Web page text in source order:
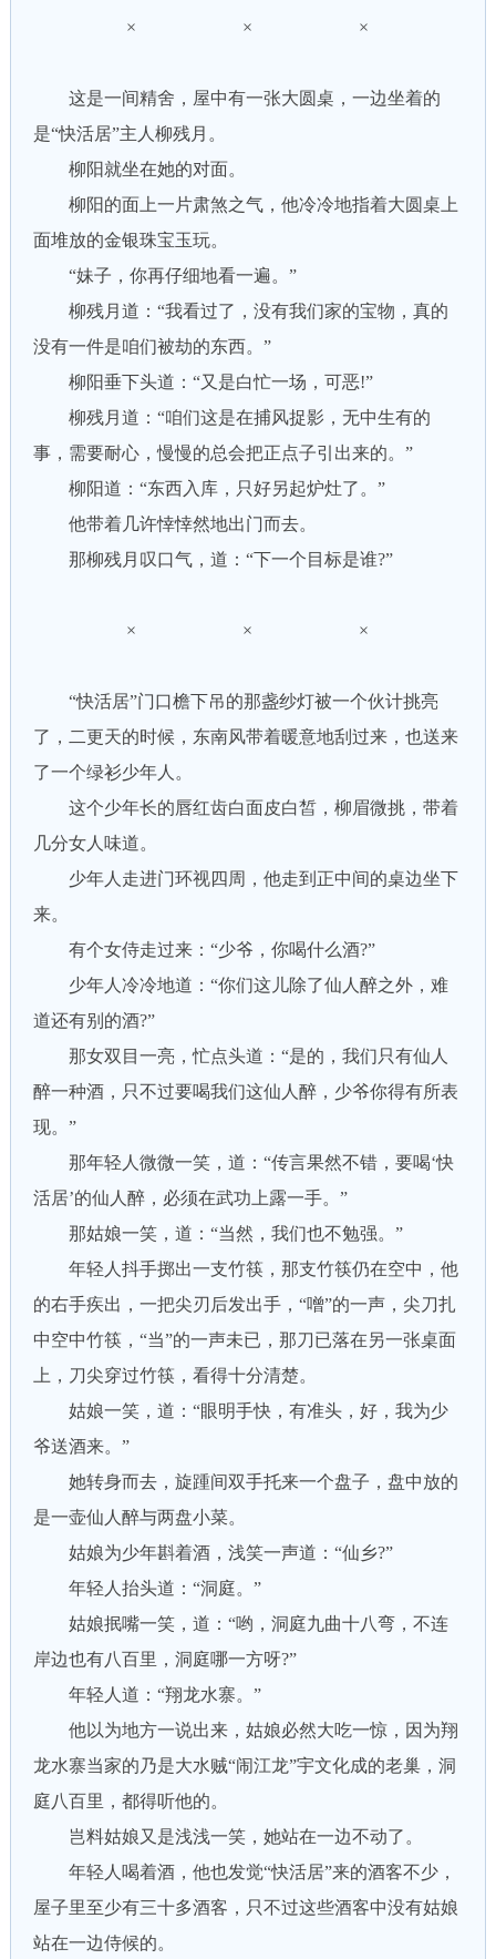
× × ×
这是一间精舍，屋中有一张大圆桌，一边坐着的
是“快活居”主人柳残月。
柳阳就坐在她的对面。
柳阳的面上一片肃煞之气，他冷冷地指着大圆桌上
面堆放的金银珠宝玉玩。
“妹子，你再仔细地看一遍。”
柳残月道：“我看过了，没有我们家的宝物，真的
没有一件是咱们被劫的东西。”
柳阳垂下头道：“又是白忙一场，可恶!”
柳残月道：“咱们这是在捕风捉影，无中生有的
事，需要耐心，慢慢的总会把正点子引出来的。”
柳阳道：“东西入库，只好另起炉灶了。”
他带着几许悻悻然地出门而去。
那柳残月叹口气，道：“下一个目标是谁?”
× × ×
“快活居”门口檐下吊的那盏纱灯被一个伙计挑亮
了，二更天的时候，东南风带着暖意地刮过来，也送来
了一个绿衫少年人。
这个少年长的唇红齿白面皮白皙，柳眉微挑，带着
几分女人味道。
少年人走进门环视四周，他走到正中间的桌边坐下
来。
有个女侍走过来：“少爷，你喝什么酒?”
少年人冷冷地道：“你们这儿除了仙人醉之外，难
道还有别的酒?”
那女双目一亮，忙点头道：“是的，我们只有仙人
醉一种酒，只不过要喝我们这仙人醉，少爷你得有所表
现。”
那年轻人微微一笑，道：“传言果然不错，要喝‘快
活居’的仙人醉，必须在武功上露一手。”
那姑娘一笑，道：“当然，我们也不勉强。”
年轻人抖手掷出一支竹筷，那支竹筷仍在空中，他
的右手疾出，一把尖刃后发出手，“噌”的一声，尖刀扎
中空中竹筷，“当”的一声未已，那刀已落在另一张桌面
上，刀尖穿过竹筷，看得十分清楚。
姑娘一笑，道：“眼明手快，有准头，好，我为少
爷送酒来。”
她转身而去，旋踵间双手托来一个盘子，盘中放的
是一壶仙人醉与两盘小菜。
姑娘为少年斟着酒，浅笑一声道：“仙乡?”
年轻人抬头道：“洞庭。”
姑娘抿嘴一笑，道：“哟，洞庭九曲十八弯，不连
岸边也有八百里，洞庭哪一方呀?”
年轻人道：“翔龙水寨。”
他以为地方一说出来，姑娘必然大吃一惊，因为翔
龙水寨当家的乃是大水贼“闹江龙”宇文化成的老巢，洞
庭八百里，都得听他的。
岂料姑娘又是浅浅一笑，她站在一边不动了。
年轻人喝着酒，他也发觉“快活居”来的酒客不少，
屋子里至少有三十多酒客，只不过这些酒客中没有姑娘
站在一边侍候的。